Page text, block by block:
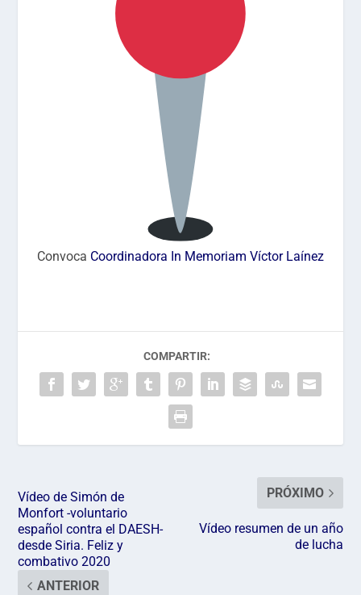
Convoca Coordinadora In Memoriam Víctor Laínez
COMPARTIR:
Vídeo de Simón de
Monfort -voluntario
español contra el DAESH-
desde Siria. Feliz y
combativo 2020
ANTERIOR
PRÓXIMO
Vídeo resumen de un año
de lucha